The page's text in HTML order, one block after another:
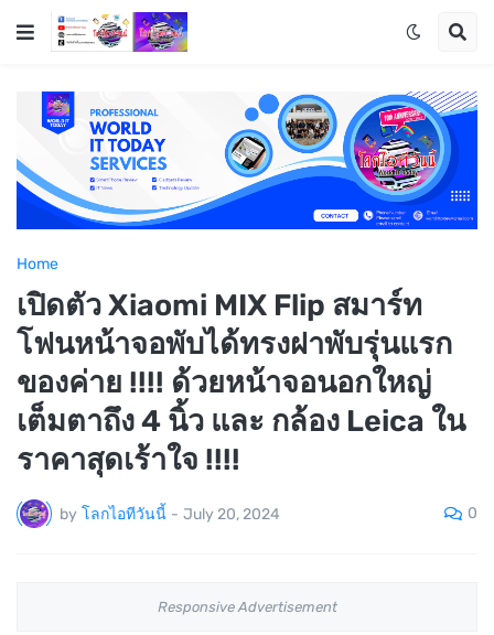
Home
เปิดตัว Xiaomi MIX Flip สมาร์ท
โฟนหน้าจอพับได้ทรงฝาพับรุ่นแรก
ของค่าย !!!! ด้วยหน้าจอนอกใหญ่
เต็มตาถึง 4 นิ้ว และ กล้อง Leica ใน
ราคาสุดเร้าใจ !!!!
by โลกไอทีวันนี้ - July 20, 2024 0
Responsive Advertisement